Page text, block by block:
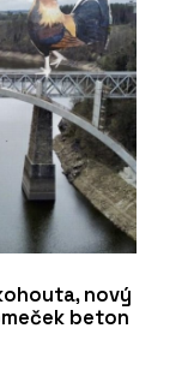
z
nový
beton